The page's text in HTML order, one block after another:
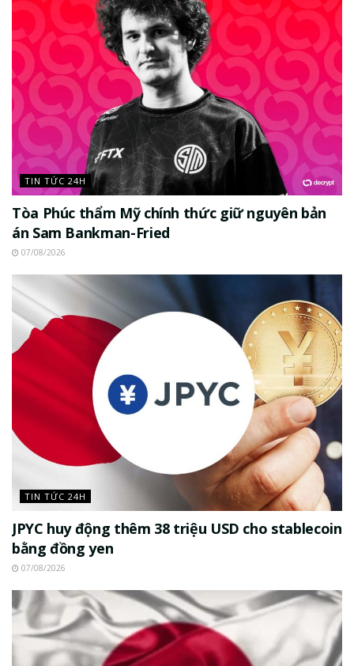
TIN TỨC 24H
Tòa Phúc thẩm Mỹ chính thức giữ nguyên bản
án Sam Bankman-Fried
07/08/2026
TIN TỨC 24H
JPYC huy động thêm 38 triệu USD cho stablecoin
bằng đồng yen
07/08/2026